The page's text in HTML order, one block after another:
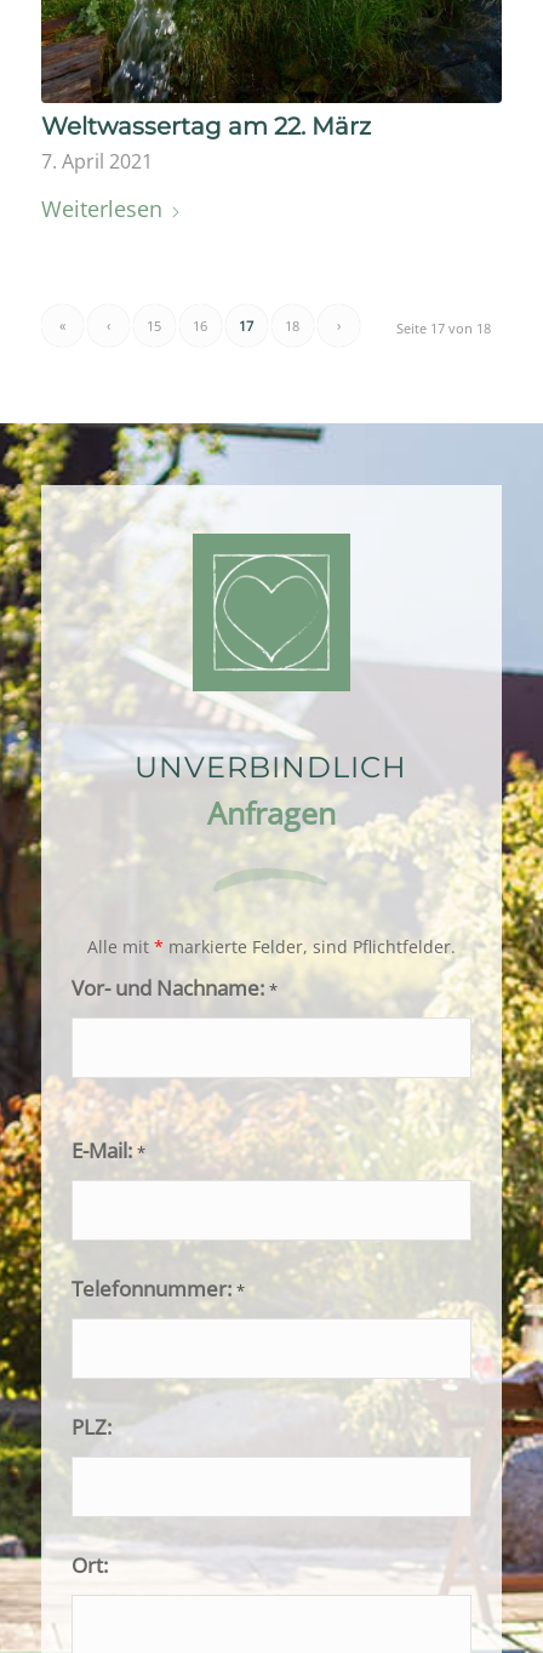
Weltwassertag am 22. März
7. April 2021
Weiterlesen
Seite 17 von 18
« ‹ 15 16 17 18 ›
UNVERBINDLICH
Anfragen
Alle mit * markierte Felder, sind Pflichtfelder.
Vor- und Nachname: *
E-Mail:*
Telefonnummer: *
PLZ:
Ort: